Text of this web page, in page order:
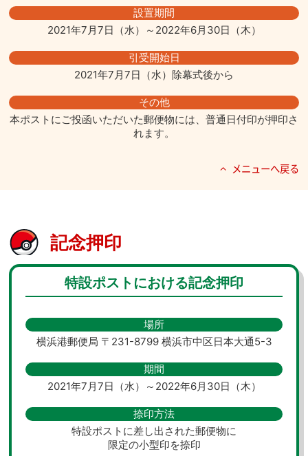
設置期間
2021年7月7日（水）～2022年6月30日（木）
引受開始日
2021年7月7日（水）除幕式後から
その他
本ポストにご投函いただいた郵便物には、普通日付印が押印さ
れます。
メニューへ戻る
記念押印
特設ポストにおける記念押印
場所
横浜港郵便局 〒231-8799 横浜市中区日本大通5-3
期間
2021年7月7日（水）～2022年6月30日（木）
捺印方法
特設ポストに差し出された郵便物に
限定の小型印を捺印